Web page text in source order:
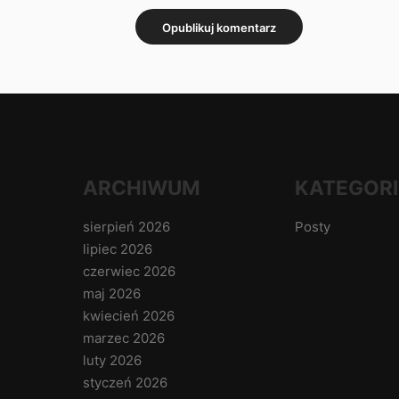
ARCHIWUM
sierpień 2026
lipiec 2026
czerwiec 2026
maj 2026
kwiecień 2026
marzec 2026
luty 2026
styczeń 2026
Posty